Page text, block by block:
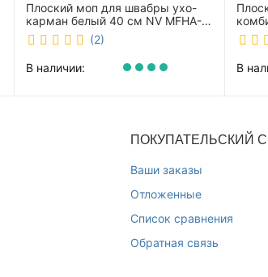
Плоский моп для швабры ухо-
карман белый 40 см NV MFHA-
M-40/C
(2)
В наличии:
m-
В
ПОКУПАТЕЛЬСКИЙ
Ваши заказы
Отложенные
Список сравнения
Обратная связь